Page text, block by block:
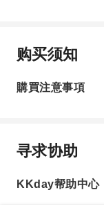
购买须知
購買注意事項
寻求协助
KKday帮助中心